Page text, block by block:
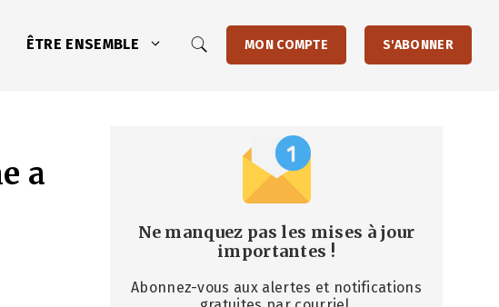
ÊTRE ENSEMBLE MON COMPTE S'ABONNER
a
Ne manquez pas les mises à jour
importantes !
Abonnez-vous aux alertes et notifications